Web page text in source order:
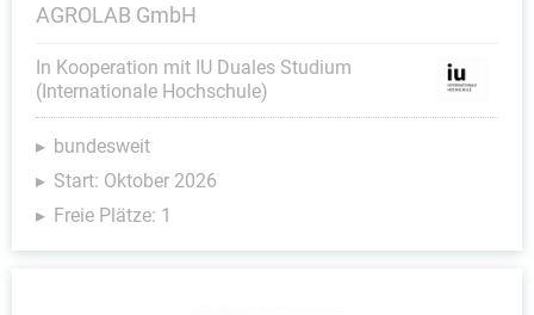
AGROLAB GmbH
In Kooperation mit IU Duales Studium
(Internationale Hochschule)
bundesweit
Start: Oktober 2026
Freie Plätze: 1